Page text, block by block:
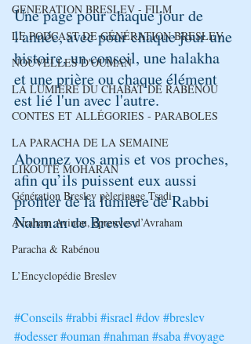
GENERATION BRESLEV - FILM
LE PODCAST DE GÉNÉRATION BRESLEV
NOUVELLES D'OUMAN
LA LUMIÈRE DU CHABAT DE RABÉNOU
CONTES ET ALLÉGORIES - PARABOLES
LA PARACHA DE LA SEMAINE
LIKOUTÉ MOHARAN
Génération Breslev pèlerinage Tsadi
Avraham Avinou, épreuves d’Avraham
Paracha & Rabénou
L’Encyclopédie Breslev
Une page pour chaque jour de
l'année, avec pour chaque jour une
histoire, un conseil, une halakha
et une prière ou chaque élément
est lié l'un avec l'autre.
Abonnez vos amis et vos proches,
afin qu’ils puissent eux aussi
profiter de la lumière de Rabbi
Nahman de Breslev
#Conseils#rabbi #israel #dov#breslev
#odesser#ouman #nahman #saba #voyage